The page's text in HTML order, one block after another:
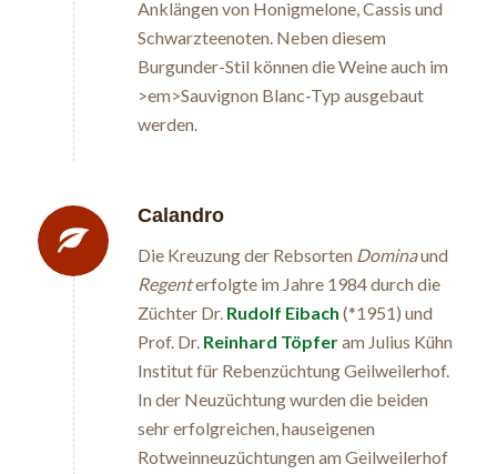
Anklängen von Honigmelone, Cassis und
Schwarzteenoten. Neben diesem
Burgunder-Stil können die Weine auch im
>em>Sauvignon Blanc-Typ ausgebaut
werden.
Calandro
Die Kreuzung der Rebsorten Dominaund
Regenterfolgte im Jahre 1984 durch die
Züchter Dr. Rudolf Eibach (*1951) und
Prof. Dr.Reinhard Töpferam Julius Kühn
Institut für Rebenzüchtung Geilweilerhof.
In der Neuzüchtung wurden die beiden
sehr erfolgreichen, hauseigenen
Rotweinneuzüchtungen am Geilweilerhof